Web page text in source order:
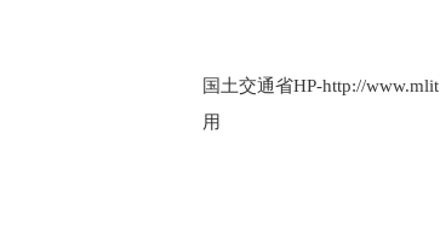
国土交通省HP-http://
用